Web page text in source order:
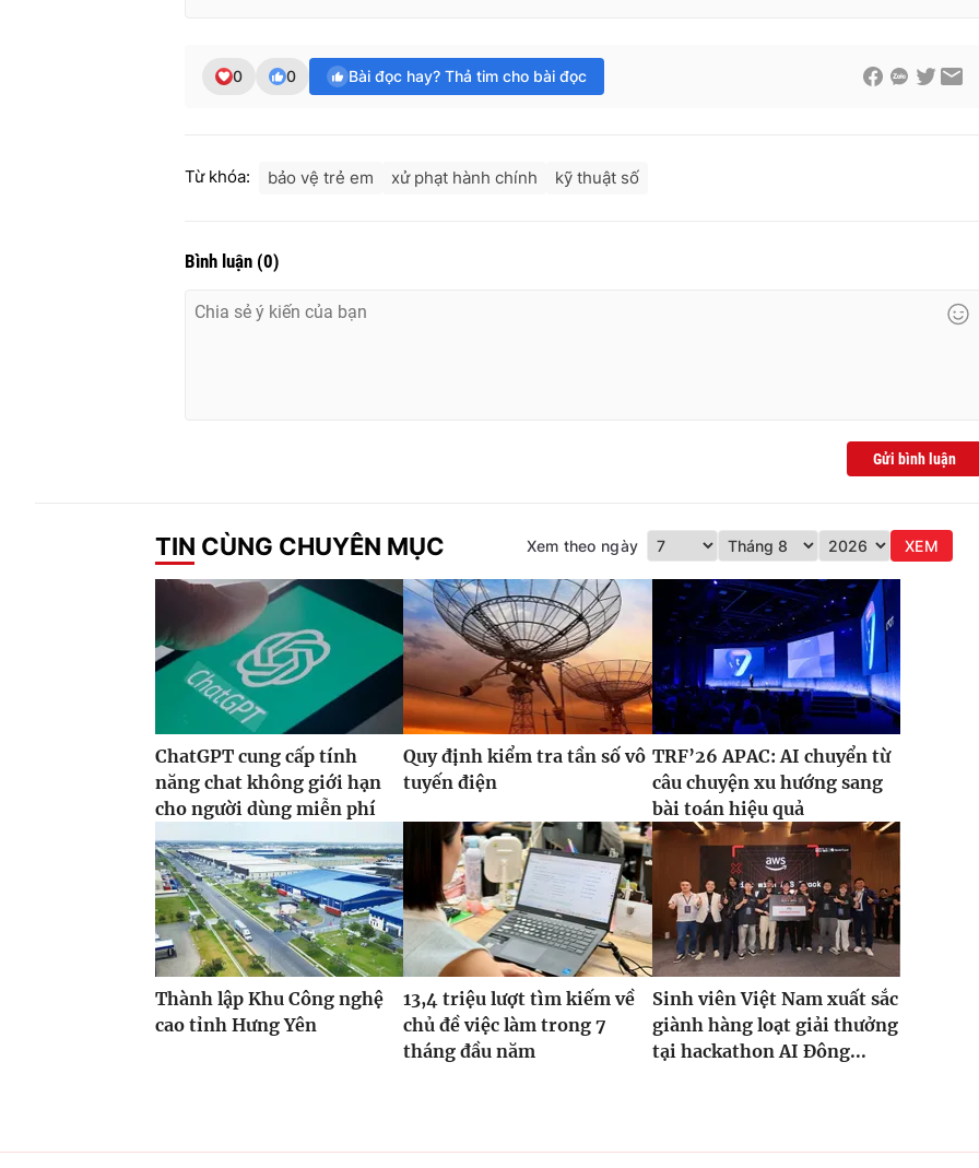
0 0 Bài đọc hay? Thả tim cho bài đọc
Từ khóa: bảo vệ trẻ em xử phạt hành chính kỹ thuật số
Bình luận (0)
Gửi bình luận
TIN CÙNG CHUYÊN MỤC Xem theo ngày XEM
ChatGPT cung cấp tính
năng chat không giới hạn
cho người dùng miễn phí
Quy định kiểm tra tần số vô
tuyến điện
TRF’26 APAC: AI chuyển từ
câu chuyện xu hướng sang
bài toán hiệu quả
Thành lập Khu Công nghệ
cao tỉnh Hưng Yên
13,4 triệu lượt tìm kiếm về
chủ đề việc làm trong 7
tháng đầu năm
Sinh viên Việt Nam xuất sắc
giành hàng loạt giải thưởng
tại hackathon AI Đông...